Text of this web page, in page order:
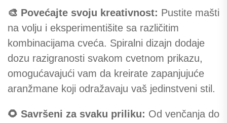
🎨 Povećajte svoju kreativnost: Pustite mašti
na volju i eksperimentišite sa različitim
kombinacijama cveća. Spiralni dizajn dodaje
dozu razigranosti svakom cvetnom prikazu,
omogućavajući vam da kreirate zapanjujuće
aranžmane koji odražavaju vaš jedinstveni stil.
🌻 Savršeni za svaku priliku: Od venčanja do